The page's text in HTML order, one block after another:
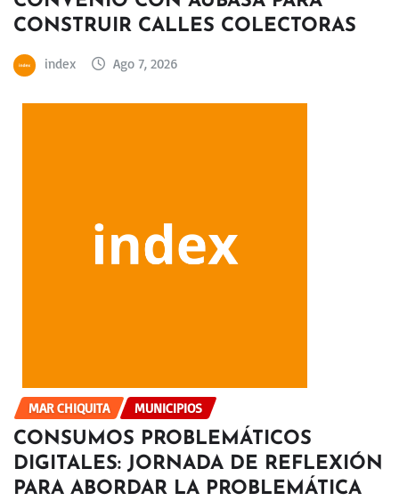
CONSTRUIR CALLES COLECTORAS
index Ago 7, 2026
MAR CHIQUITA MUNICIPIOS
CONSUMOS PROBLEMÁTICOS
DIGITALES: JORNADA DE REFLEXIÓN
PARA ABORDAR LA PROBLEMÁTICA